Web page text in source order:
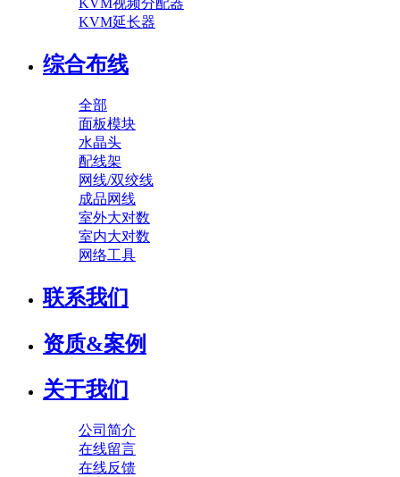
KVM延长器
综合布线
全部
面板模块
水晶头
配线架
网线/双绞线
成品网线
室外大对数
室内大对数
网络工具
联系我们
资质&案例
关于我们
公司简介
在线留言
在线反馈